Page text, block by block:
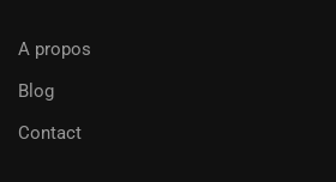
A propos
Blog
Contact